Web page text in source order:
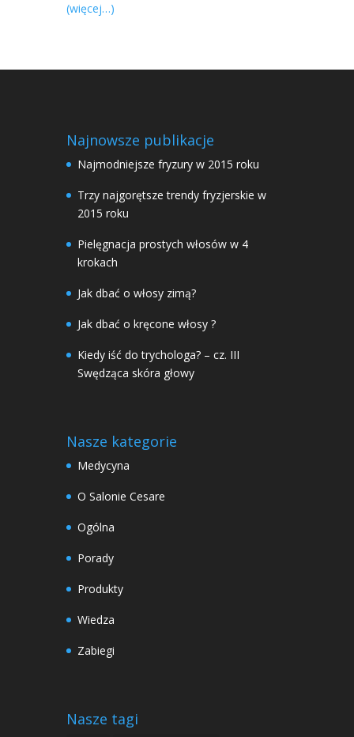
(więcej…)
Najnowsze publikacje
Najmodniejsze fryzury w 2015 roku
Trzy najgorętsze trendy fryzjerskie w
2015 roku
Pielęgnacja prostych włosów w 4
krokach
Jak dbać o włosy zimą?
Jak dbać o kręcone włosy ?
Kiedy iść do trychologa? – cz. III
Swędząca skóra głowy
Nasze kategorie
Medycyna
O Salonie Cesare
Ogólna
Porady
Produkty
Wiedza
Zabiegi
Nasze tagi